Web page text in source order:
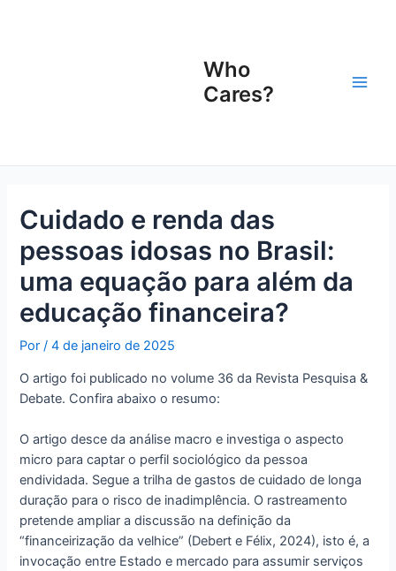
Who
Cares?
Cuidado e renda das
pessoas idosas no Brasil:
uma equação para além da
educação financeira?
Por/4 de janeiro de 2025
O artigo foi publicado no volume 36 da Revista Pesquisa &
Debate. Confira abaixo o resumo:
O artigo desce da análise macro e investiga o aspecto
micro para captar o perfil sociológico da pessoa
endividada. Segue a trilha de gastos de cuidado de longa
duração para o risco de inadimplência. O rastreamento
pretende ampliar a discussão na definição da
“financeirização da velhice” (Debert e Félix, 2024), isto é, a
invocação entre Estado e mercado para assumir serviços